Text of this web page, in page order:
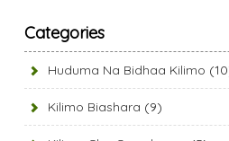
Categories
Huduma Na Bidhaa Kilimo
Kilimo Biashara (9)